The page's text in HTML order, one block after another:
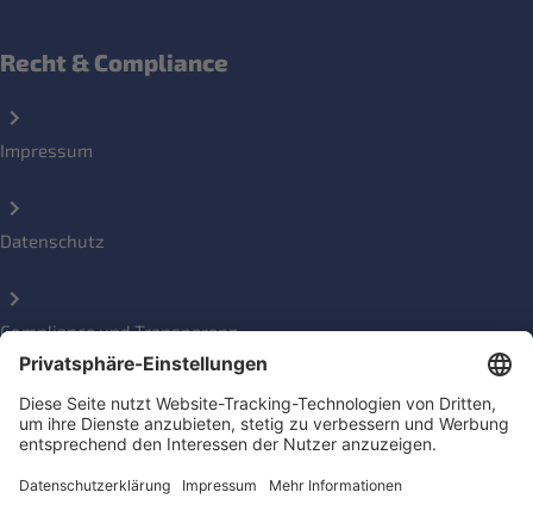
Recht & Compliance
Impressum
Datenschutz
Compliance und Transparenz
Beschwerde einreichen
Social Media Kanäle